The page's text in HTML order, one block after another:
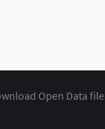
Open Data